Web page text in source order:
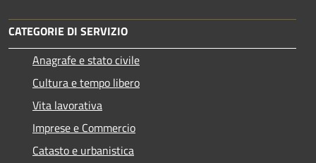
CATEGORIE DI SERVIZIO
Anagrafe e stato civile
Cultura e tempo libero
Vita lavorativa
Imprese e Commercio
Catasto e urbanistica